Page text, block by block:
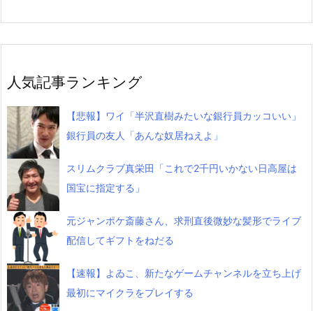
人気記事ランキング
【悲報】ワイ「半沢直樹みたいな銀行員カッコいい」
銀行員の友人「あんな奴居ねえよ」
スリムクラブ真栄田「これで2千円いかない日高屋は
国宝に指定する」
元ジャンポケ斎藤さん、求刑直後微妙な髪形でライブ
配信してギフトをねだる
【速報】よゐこ、新たなゲームチャンネルを立ち上げ
最初にマイクラをプレイする